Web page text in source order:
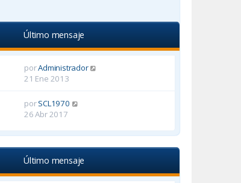
Último mensaje
porAdministrador
21 Ene 2013
porSCL1970
26 Abr 2017
Último mensaje